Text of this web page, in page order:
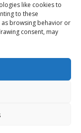
like cookies to
to these
browsing behavior or
consent, may